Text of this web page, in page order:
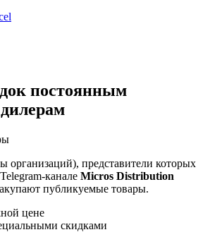
постоянным
организаций), представители которых
канале Micros Distribution
публикуемые товары.
цене
скидками